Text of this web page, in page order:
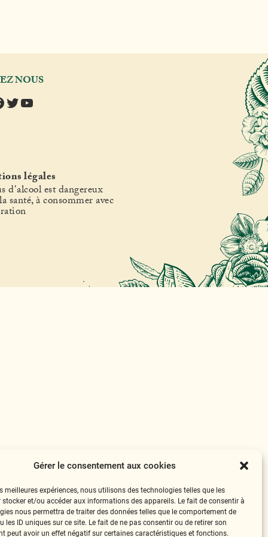
Gérer le consentement aux cookies
meilleures expériences, nous utilisons des technologies telles que les
stocker et/ou accéder aux informations des appareils. Le fait de consentir à
nous permettra de traiter des données telles que le comportement de
les ID uniques sur ce site. Le fait de ne pas consentir ou de retirer son
peut avoir un effet négatif sur certaines caractéristiques et fonctions.
NOUS
TwitterYouTube
légales
d'alcool est dangereux
santé, à consommer avec